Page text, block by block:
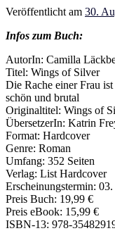
Veröffentlicht am 30.
Infos zum Buch:
AutorIn: Camilla
Titel: Wings of Silver
Die Rache einer Frau ist
schön und brutal
Originaltitel: Wings of
ÜbersetzerIn: Katrin
Format: Hardcover
Genre: Roman
Umfang: 352 Seiten
Verlag: List Hardcover
Erscheinungstermin:
Preis Buch: 19,99 €
Preis eBook: 15,99 €
ISBN-13: 978-